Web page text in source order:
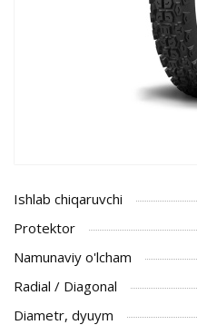
Ishlab chiqaruvchi
Protektor
Namunaviy o'lcham
Radial / Diagonal
Diametr, dyuym